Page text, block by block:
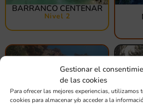
Gestionar el
de las cookies
Para ofrecer las mejores experiencias, utilizamos
cookies para almacenar y/o acceder a la
BARRANCO CENTENAR
Nivel 2